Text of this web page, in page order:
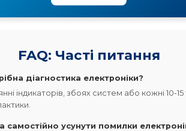
FAQ: Часті питання
діагностика електроніки?
індикаторів, збоях систем або кожні 10-
самостійно усунути помилки